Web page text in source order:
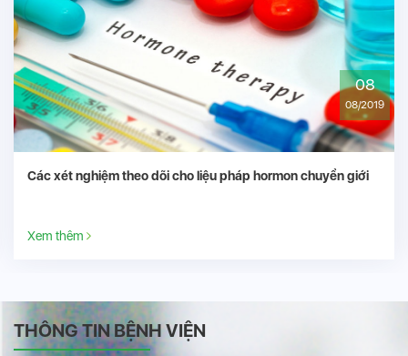
08
08/2019
liệu pháp hormon chuyển giới Đại cương về Corona Virus
THÔNG TIN BỆNH VIỆN